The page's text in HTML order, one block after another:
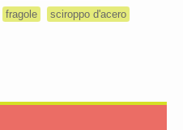
fragole
sciroppo d'acero